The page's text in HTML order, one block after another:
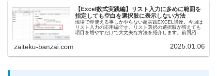
【Excel数式実践編】リスト入力に多めに範囲を
指定しても空白を選択肢に表示しない方法
現場で即使える事しかやらない超実践EXCEL講座。今回は
リスト入力の応用編です。リスト選択の選択肢が増えても
項目を増やすだけで大丈夫な方法を紹介します。前回紹介
zaiteku-banzai.com 2025.01.06